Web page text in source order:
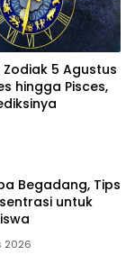
5 Agustus
hingga Pisces,
Begadang, Tips
untuk
2026